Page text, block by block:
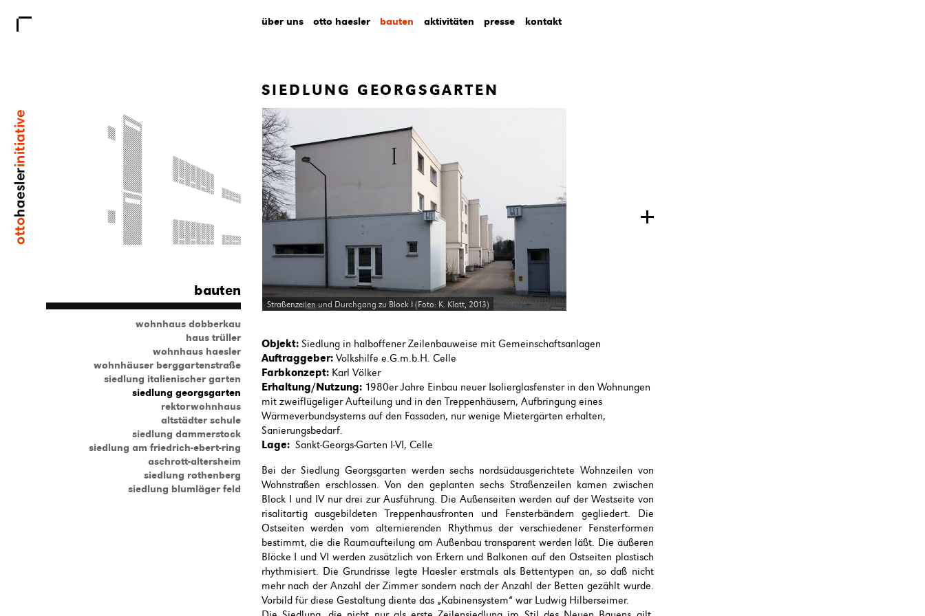
bauten
wohnhaus dobberkau
haus trüller
wohnhaus haesler
wohnhäuser berggartenstraße
siedlung italienischer garten
siedlung georgsgarten
rektorwohnhaus
altstädter schule
siedlung dammerstock
siedlung am friedrich-ebert-ring
aschrott-altersheim
siedlung rothenberg
siedlung blumläger feld
über uns otto haesler bauten aktivitäten presse kontakt
SIEDLUNG GEORGSGARTEN
Straßenzeilen und Durchgang zu Block I (Foto: K. Klatt, 2013)
Objekt: Siedlung in halboffener Zeilenbauweise mit Gemeinschaftsanlagen
Auftraggeber: Volkshilfe e.G.m.b.H. Celle
Farbkonzept: Karl Völker
Erhaltung/Nutzung: 1980er Jahre Einbau neuer Isolierglasfenster in den Wohnungen
mit zweiflügeliger Aufteilung und in den Treppenhäusern, Aufbringung eines
Wärmeverbundsystems auf den Fassaden, nur wenige Mietergärten erhalten,
Sanierungsbedarf.
Lage: Sankt-Georgs-Garten I-VI, Celle
Bei der Siedlung Georgsgarten werden sechs nordsüdausgerichtete Wohnzeilen von
Wohnstraßen erschlossen. Von den geplanten sechs Straßenzeilen kamen zwischen
Block I und IV nur drei zur Ausführung. Die Außenseiten werden auf der Westseite von
risalitartig ausgebildeten Treppenhausfronten und Fensterbändern gegliedert. Die
Ostseiten werden vom alternierenden Rhythmus der verschiedener Fensterformen
bestimmt, die die Raumaufteilung am Außenbau transparent werden läßt. Die äußeren
Blöcke I und VI werden zusätzlich von Erkern und Balkonen auf den Ostseiten plastisch
rhythmisiert. Die Grundrisse legte Haesler erstmals als Bettentypen an, so daß nicht
mehr nach der Anzahl der Zimmer sondern nach der Anzahl der Betten gezählt wurde.
Vorbild für diese Gestaltung diente das „Kabinensystem“ war Ludwig Hilberseimer.